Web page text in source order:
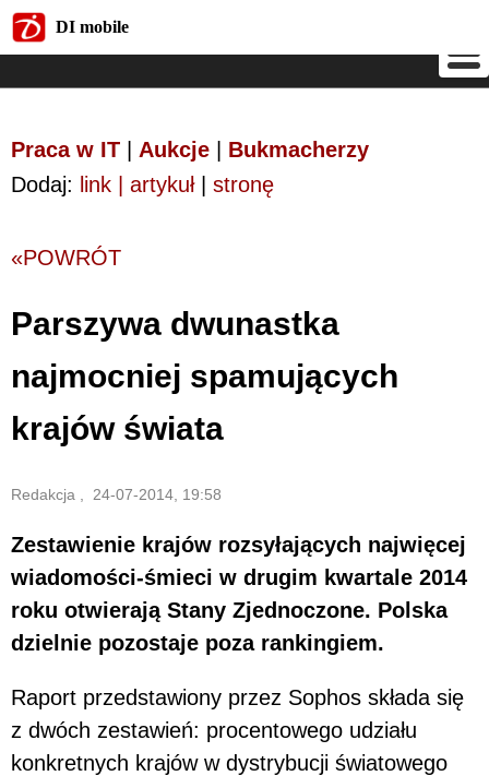
DI mobile
Praca w IT Aukcje
Bukmacherzy
Dodaj: link | artykuł| stronę
«POWRÓT
Parszywa dwunastka
najmocniej spamujących
krajów świata
Redakcja , 24-07-2014, 19:58
Zestawienie krajów rozsyłających najwięcej
wiadomości-śmieci w drugim kwartale 2014
roku otwierają Stany Zjednoczone. Polska
dzielnie pozostaje poza rankingiem.
Raport przedstawiony przez Sophos składa się
z dwóch zestawień: procentowego udziału
konkretnych krajów w dystrybucji światowego
DI mobile